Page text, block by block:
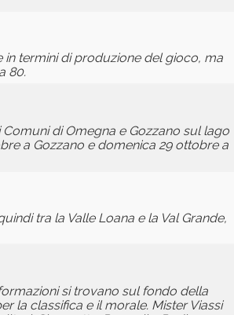
in termini di produzione del gioco, ma
80.
di Omegna e Gozzano sul lago
a Gozzano e domenica 29 ottobre a
tra la Valle Loana e la Val Grande,
si trovano sul fondo della
la classifica e il morale. Mister Viassi